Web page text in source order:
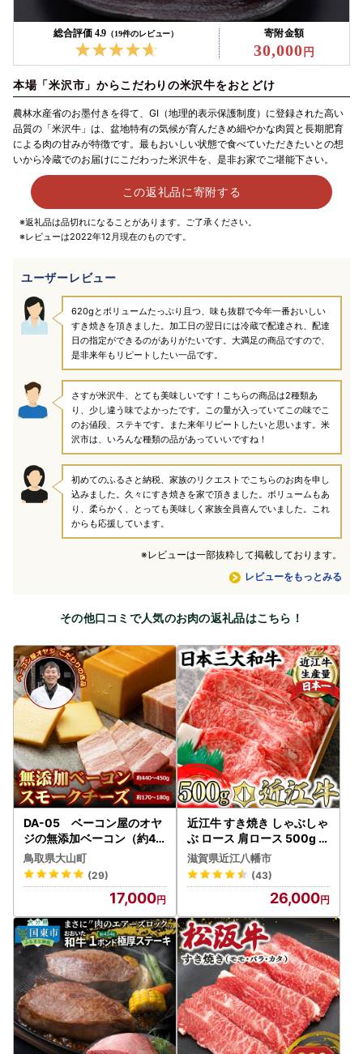
総合評価 4.9 （19件のレビュー） 寄附金額
30,000
本場「米沢市」からこだわりの米沢牛をおとどけ
農林水産省のお墨付きを得て、GI（地理的表示保護制度）に登録された高い
品質の「米沢牛」は、盆地特有の気候が育んだきめ細やかな肉質と長期肥育
による肉の甘みが特徴です。最もおいしい状態で食べていただきたいとの想
いから冷蔵でのお届けにこだわった米沢牛を、是非お家でご堪能下さい。
この返礼品に寄附する
※返礼品は品切れになることがあります。ご了承ください。
※レビューは2022年12月現在のものです。
ユーザーレビュー
レビューをもっとみる
620gとボリュームたっぷり且つ、味も抜群で今年一番おいしい
すき焼きを頂きました。加工日の翌日には冷蔵で配達され、配達
日の指定ができるのがありがたいです。大満足の商品ですので、
是非来年もリピートしたい一品です。
さすが米沢牛、とても美味しいです！こちらの商品は2種類あ
り、少し違う味でよかったです。この量が入っていてこの味でこ
のお値段、ステキです。また来年リピートしたいと思います。米
沢市は、いろんな種類の品があっていいですね！
初めてのふるさと納税、家族のリクエストでこちらのお肉を申し
込みました。久々にすき焼きを家で頂きました。ボリュームもあ
り、柔らかく、とっても美味しく家族全員喜んでいました。これ
からも応援しています。
※レビューは一部抜粋して掲載しております。
その他口コミで人気のお肉の返礼品はこちら！
DA-05 ベーコン屋のオヤ
ジの無添加ベーコン（約44
0～450g）とスモークチー
ズ（約170～180g）
鳥取県大山町
(29)
17,000
近江牛 すき焼き しゃぶしゃ
ぶ ロース 肩ロース 500g 【
AG03W】 牛肉すき焼き
滋賀県近江八幡市
(43)
26,000